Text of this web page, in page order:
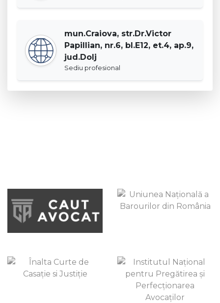
mun.Craiova, str.Dr.Victor
Papillian, nr.6, bl.E12, et.4, ap.9,
jud.Dolj
Sediu profesional